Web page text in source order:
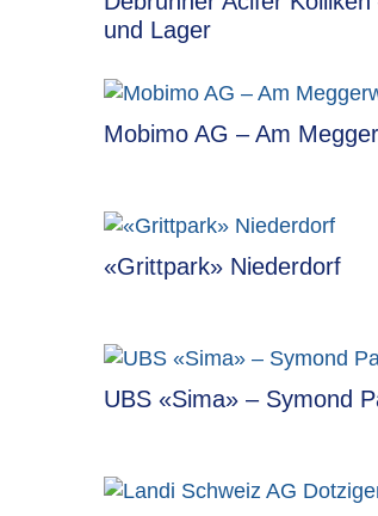
und Lager
Mobimo AG – Am
«Grittpark» Niederdorf
UBS «Sima» – Symond